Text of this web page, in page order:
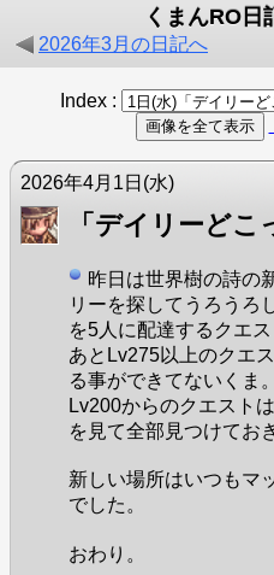
くまんRO日
Index :
2026年4月1日 (水)
「デイリーどこ
昨日は世界樹の詩の
リーを探してうろうろ
を5人に配達するクエ
あとLv275以上のクエ
る事ができてないくま
Lv200からのクエスト
を見て全部見つけてお
新しい場所はいつもマ
でした。
おわり。
2026年3月の日記へ